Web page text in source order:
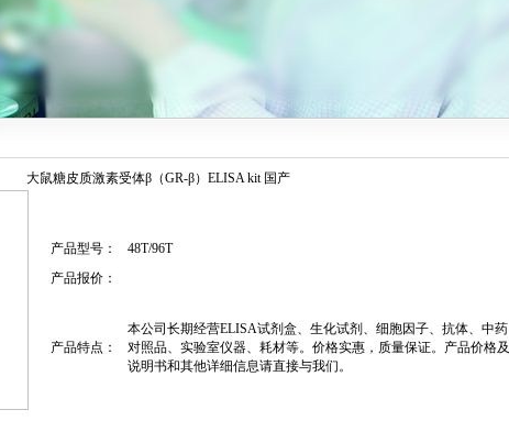
大鼠糖皮质激素受体β（GR-β）ELISA kit 国产
产品型号：
48T/96T
产品报价：
产品特点：
本公司长期经营ELISA试剂盒、生化试剂、细胞因子、抗体、中药
对照品、实验室仪器、耗材等。价格实惠，质量保证。产品价格及
说明书和其他详细信息请直接与我们。